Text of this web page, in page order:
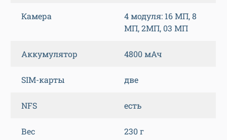
Камера
4 модуля: 16 МП, 8
МП, 2МП, 03 МП
Аккумулятор 4800 мАч
SIM-карты две
NFS есть
Вес 230 г